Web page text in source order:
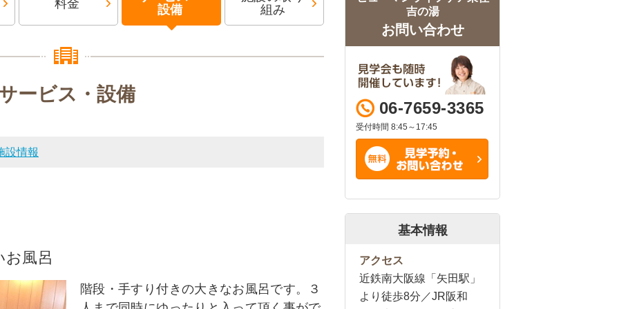
料金
設備
組み
ービス・設備
設情報
風呂
階段・手すり付きの大きなお風呂です。３
吉の湯
お問い合わせ
06-7659-3365
受付時間 8:45～17:45
基本情報
アクセス
近鉄南大阪線「矢田駅」
より徒歩8分／JR阪和